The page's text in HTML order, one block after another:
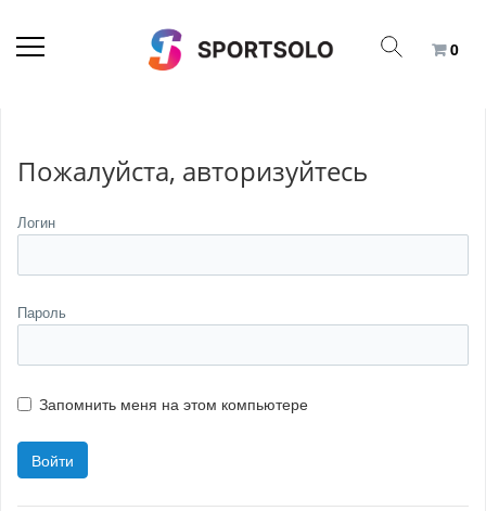
0
Пожалуйста, авторизуйтесь
Логин
Пароль
Запомнить меня на этом компьютере